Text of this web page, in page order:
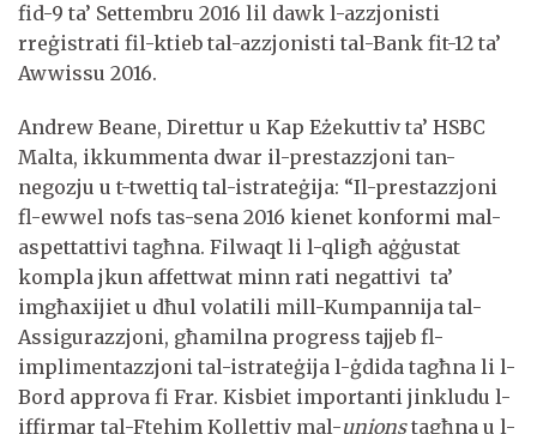
fid-9 ta’ Settembru 2016 lil dawk l-azzjonisti
rreġistrati fil-ktieb tal-azzjonisti tal-Bank fit-12 ta’
Awwissu 2016.
Andrew Beane, Direttur u Kap Eżekuttiv ta’ HSBC
Malta, ikkummenta dwar il-prestazzjoni tan-
negozju u t-twettiq tal-istrateġija: “Il-prestazzjoni
fl-ewwel nofs tas-sena 2016 kienet konformi mal-
aspettattivi tagħna. Filwaqt li l-qligħ aġġustat
kompla jkun affettwat minn rati negattivi ta’
imgħaxijiet u dħul volatili mill-Kumpannija tal-
Assigurazzjoni, għamilna progress tajjeb fl-
implimentazzjoni tal-istrateġija l-ġdida tagħna li l-
Bord approva fi Frar. Kisbiet importanti jinkludu l-
iffirmar tal-Ftehim Kollettiv mal-unionstagħna u l-